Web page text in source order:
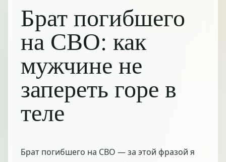
Брат погибшего
на СВО: как
мужчине не
запереть горе в
теле
Брат погибшего на СВО — за этой фразой я